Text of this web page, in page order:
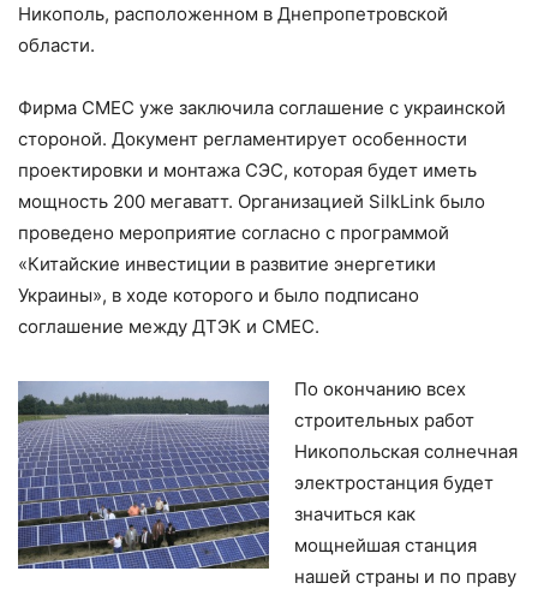
Никополь, расположенном в Днепропетровской
области.
Фирма CMEC уже заключила соглашение с украинской
стороной. Документ регламентирует особенности
проектировки и монтажа СЭС, которая будет иметь
мощность 200 мегаватт. Организацией SilkLink было
проведено мероприятие согласно с программой
«Китайские инвестиции в развитие энергетики
Украины», в ходе которого и было подписано
соглашение между ДТЭК и CMEC.
По окончанию всех
строительных работ
Никопольская солнечная
электростанция будет
значиться как
мощнейшая станция
нашей страны и по праву